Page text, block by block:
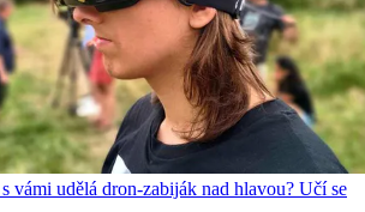
vámi udělá dron-zabiják nad hlavou? Učí se